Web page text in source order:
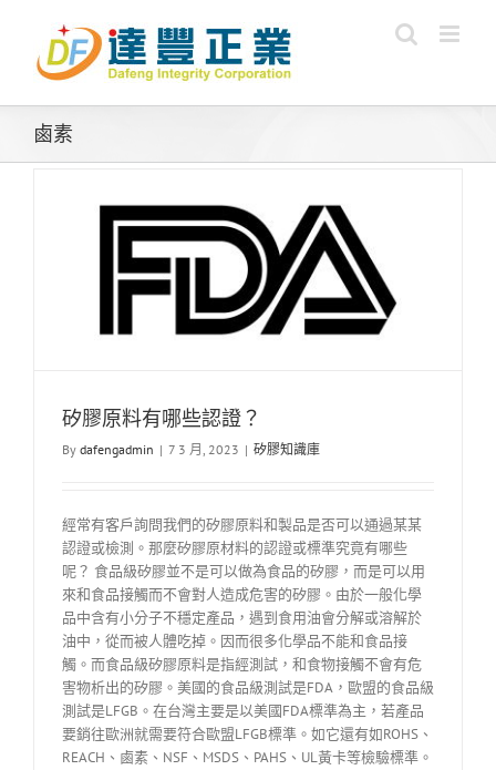
content
鹵素
矽膠原料有哪些認證？
By dafengadmin | 7 3 月, 2023 | 矽膠知識庫
經常有客戶詢問我們的矽膠原料和製品是否可以通過某某
認證或檢測。那麼矽膠原材料的認證或標準究竟有哪些
呢？ 食品級矽膠並不是可以做為食品的矽膠，而是可以用
來和食品接觸而不會對人造成危害的矽膠。由於一般化學
品中含有小分子不穩定產品，遇到食用油會分解或溶解於
油中，從而被人體吃掉。因而很多化學品不能和食品接
觸。而食品級矽膠原料是指經測試，和食物接觸不會有危
害物析出的矽膠。美國的食品級測試是FDA，歐盟的食品級
測試是LFGB。在台灣主要是以美國FDA標準為主，若產品
要銷往歐洲就需要符合歐盟LFGB標準。如它還有如ROHS、
REACH、鹵素、NSF、MSDS、PAHS、UL黃卡等檢驗標準。